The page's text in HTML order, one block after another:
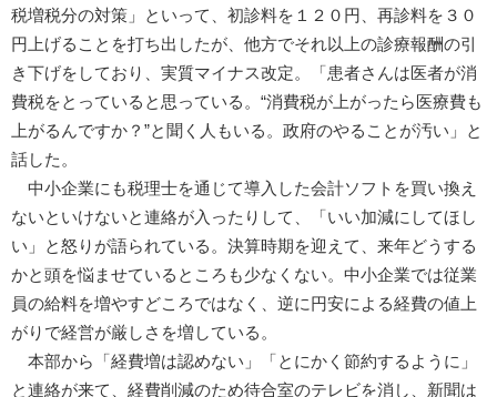
税増税分の対策」といって、初診料を１２０円、再診料を３０
円上げることを打ち出したが、他方でそれ以上の診療報酬の引
き下げをしており、実質マイナス改定。「患者さんは医者が消
費税をとっていると思っている。“消費税が上がったら医療費も
上がるんですか？”と聞く人もいる。政府のやることが汚い」と
話した。
中小企業にも税理士を通じて導入した会計ソフトを買い換え
ないといけないと連絡が入ったりして、「いい加減にしてほし
い」と怒りが語られている。決算時期を迎えて、来年どうする
かと頭を悩ませているところも少なくない。中小企業では従業
員の給料を増やすどころではなく、逆に円安による経費の値上
がりで経営が厳しさを増している。
本部から「経費増は認めない」「とにかく節約するように」
と連絡が来て、経費削減のため待合室のテレビを消し、新聞は